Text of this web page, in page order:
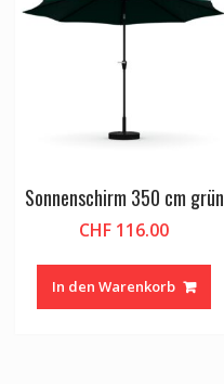
Sonnenschirm 350 cm grün
CHF 116.00
In den Warenkorb